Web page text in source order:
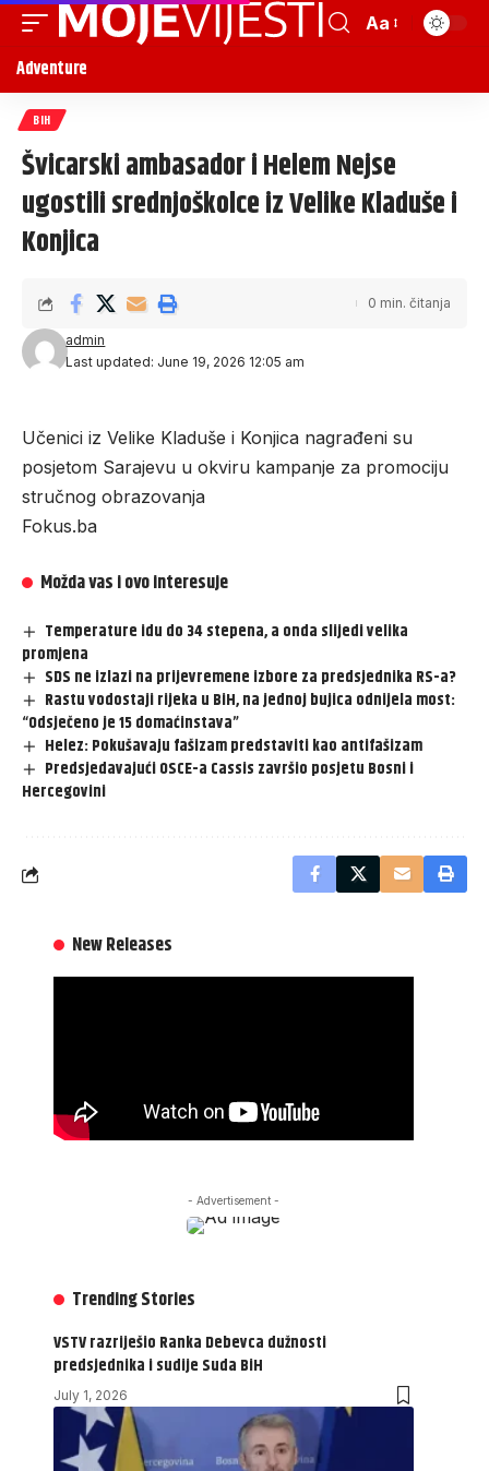
Aa
Adventure
BIH
Švicarski ambasador i Helem Nejse
ugostili srednjoškolce iz Velike Kladuše i
Konjica
Last updated: June 19, 2026 12:05 am
admin
0 min. čitanja
Učenici iz Velike Kladuše i Konjica nagrađeni su
posjetom Sarajevu u okviru kampanje za promociju
stručnog obrazovanja
Fokus.ba
Možda vas i ovo interesuje
Temperature idu do 34 stepena, a onda slijedi velika
promjena
SDS ne izlazi na prijevremene izbore za predsjednika RS-a?
Rastu vodostaji rijeka u BiH, na jednoj bujica odnijela most:
“Odsječeno je 15 domaćinstava”
Helez: Pokušavaju fašizam predstaviti kao antifašizam
Predsjedavajući OSCE-a Cassis završio posjetu Bosni i
Hercegovini
New Releases
- Advertisement -
Trending Stories
VSTV razriješio Ranka Debevca dužnosti
predsjednika i sudije Suda BiH
July 1, 2026